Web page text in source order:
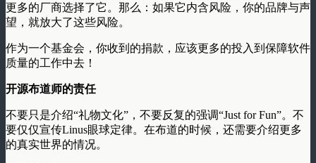
更多的厂商选择了它。那么：如果它内含风险，你的品牌与声
望，就放大了这些风险。
作为一个基金会，你收到的捐款，应该更多的投入到保障软件
质量的工作中去！
开源布道师的责任
不要只是介绍“礼物文化”，不要反复的强调“Just for Fun”。不
要仅仅宣传Linus眼球定律。在布道的时候，还需要介绍更多
的真实世界的情况。